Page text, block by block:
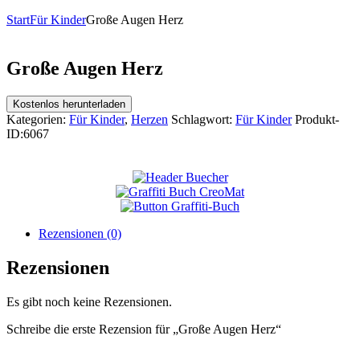
StartFür KinderGroße Augen Herz
Große Augen Herz
Kostenlos herunterladen
Kategorien: Für Kinder, Herzen Schlagwort: Für Kinder Produkt-
ID:6067
Rezensionen (0)
Rezensionen
Es gibt noch keine Rezensionen.
Schreibe die erste Rezension für „Große Augen Herz“